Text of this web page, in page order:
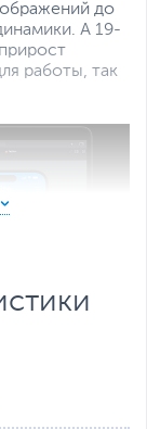
до
А 19-
работы, так